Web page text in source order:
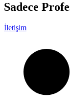
Sadece
İletişim